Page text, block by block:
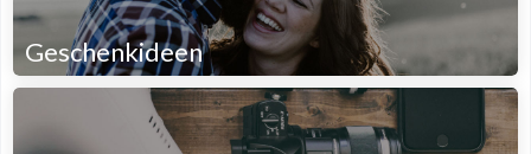
Geschenkideen